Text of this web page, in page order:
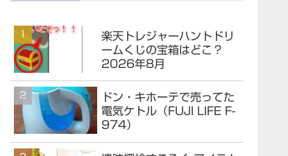
楽天トレジャーハントドリ
ームくじの宝箱はどこ？
2026年8月
ドン・キホーテで売ってた
電気ケトル（FUJI LIFE F-
974）